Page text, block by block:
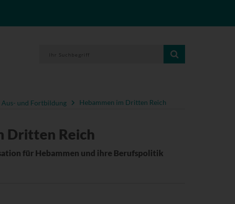
Aus- und Fortbildung Hebammen im Dritten Reich
Dritten Reich
für Hebammen und ihre Berufspolitik